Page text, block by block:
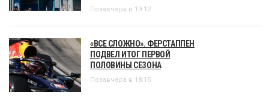
Позавчера в 19:12
«ВСЕ СЛОЖНО». ФЕРСТАППЕН
ПОДВЕЛ ИТОГ ПЕРВОЙ
ПОЛОВИНЫ СЕЗОНА
Позавчера в 18:15